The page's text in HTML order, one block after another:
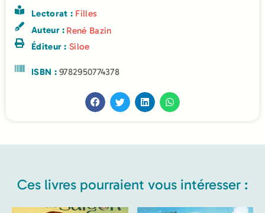
Lectorat : Filles
Auteur : René Bazin
Éditeur : Siloe
ISBN :9782950774378
Ces livres pourraient vous intéresser :